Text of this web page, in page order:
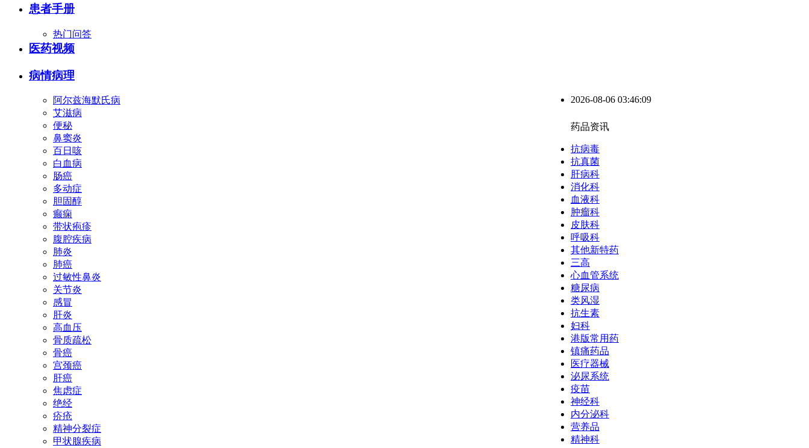
患者手册
热门问答
医药视频
病情病理
阿尔兹海默氏病
艾滋病
便秘
鼻窦炎
百日咳
白血病
肠癌
多动症
胆固醇
癫痫
带状疱疹
腹腔疾病
肺炎
肺癌
过敏性鼻炎
关节炎
感冒
肝炎
高血压
骨质疏松
骨癌
宫颈癌
肝癌
焦虑症
绝经
疥疮
精神分裂症
甲状腺疾病
2026-08-06 03:46:10
药品资讯
抗病毒
抗真菌
肝病科
消化科
血液科
肿瘤科
皮肤科
呼吸科
其他新特药
三高
心血管系统
糖尿病
类风湿
抗生素
妇科
港版常用药
镇痛药品
医疗器械
泌尿系统
疫苗
神经科
内分泌科
营养品
精神科